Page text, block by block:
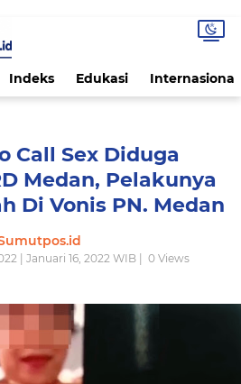
Indeks Edukasi Internasional
Call Sex Diduga
Medan, Pelakunya
Di Vonis PN. Medan
| Januari 16, 2022 WIB | 0Views